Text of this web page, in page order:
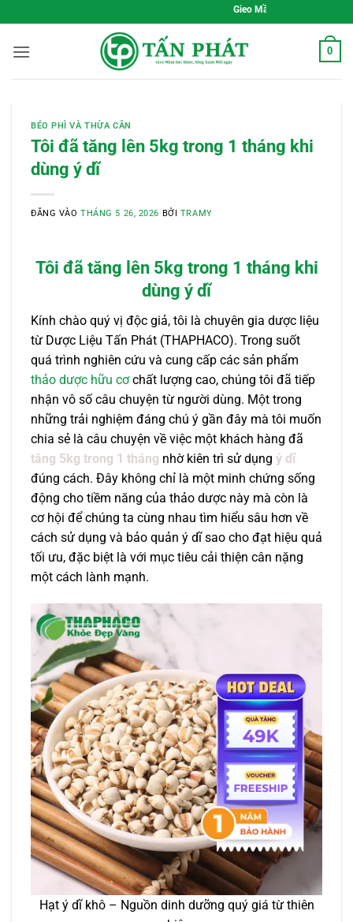
qua
nội
Gieo Mầm Sức Khỏe, Sống Xanh Mỗi
0
BÉO PHÌ VÀ THỪA CÂN
Tôi đã tăng lên 5kg trong 1 tháng khi
dùng ý dĩ
ĐĂNG VÀOTHÁNG 5 26, 2026 BỞI TRAMY
Tôi đã tăng lên 5kg trong 1 tháng khi
dùng ý dĩ
Kính chào quý vị độc giả, tôi là chuyên gia dược liệu
từ Dược Liệu Tấn Phát (THAPHACO). Trong suốt
quá trình nghiên cứu và cung cấp các sản phẩm
thảo dược hữu cơchất lượng cao, chúng tôi đã tiếp
nhận vô số câu chuyện từ người dùng. Một trong
những trải nghiệm đáng chú ý gần đây mà tôi muốn
chia sẻ là câu chuyện về việc một khách hàng đã
tăng 5kg trong 1 tháng nhờ kiên trì sử dụng ý dĩ
đúng cách. Đây không chỉ là một minh chứng sống
động cho tiềm năng của thảo dược này mà còn là
cơ hội để chúng ta cùng nhau tìm hiểu sâu hơn về
cách sử dụng và bảo quản ý dĩ sao cho đạt hiệu quả
tối ưu, đặc biệt là với mục tiêu cải thiện cân nặng
một cách lành mạnh.
Hạt ý dĩ khô – Nguồn dinh dưỡng quý giá từ thiên